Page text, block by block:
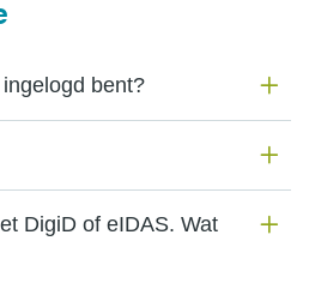
bent?
DigiD of eIDAS. Wat